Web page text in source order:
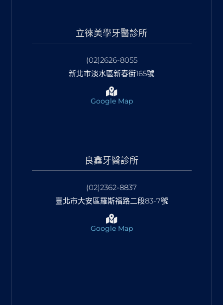
立徠美學牙醫診所
(02)2626-8055
新北市淡水區新春街165號
Google Map
良鑫牙醫診所
(02)2362-8837
臺北市大安區羅斯福路二段83-7號
Google Map